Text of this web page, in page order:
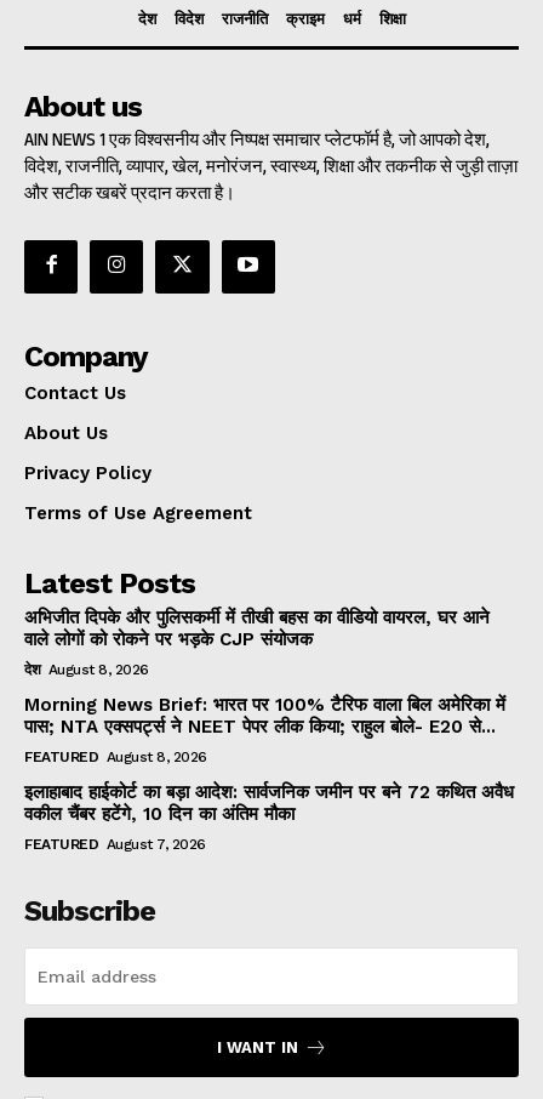
देश विदेश राजनीति क्राइम धर्म शिक्षा
About us
AIN NEWS 1 एक विश्वसनीय और निष्पक्ष समाचार प्लेटफॉर्म है, जो आपको देश,
विदेश, राजनीति, व्यापार, खेल, मनोरंजन, स्वास्थ्य, शिक्षा और तकनीक से जुड़ी ताज़ा
और सटीक खबरें प्रदान करता है।
Company
Contact Us
About Us
Privacy Policy
Terms of Use Agreement
Latest Posts
अभिजीत दिपके और पुलिसकर्मी में तीखी बहस का वीडियो वायरल, घर आने
वाले लोगों को रोकने पर भड़के CJP संयोजक
देश August 8, 2026
Morning News Brief: भारत पर 100% टैरिफ वाला बिल अमेरिका में
पास; NTA एक्सपर्ट्स ने NEET पेपर लीक किया; राहुल बोले- E20 से...
FEATURED August 8, 2026
इलाहाबाद हाईकोर्ट का बड़ा आदेश: सार्वजनिक जमीन पर बने 72 कथित अवैध
वकील चैंबर हटेंगे, 10 दिन का अंतिम मौका
FEATURED August 7, 2026
Subscribe
I WANT IN